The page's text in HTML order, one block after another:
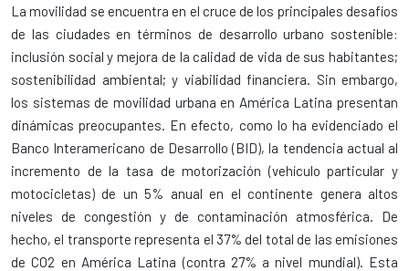
La movilidad se encuentra en el cruce de los principales desafíos
de las ciudades en términos de desarrollo urbano sostenible:
inclusión social y mejora de la calidad de vida de sus habitantes;
sostenibilidad ambiental; y viabilidad financiera. Sin embargo,
los sistemas de movilidad urbana en América Latina presentan
dinámicas preocupantes. En efecto, como lo ha evidenciado el
Banco Interamericano de Desarrollo (BID), la tendencia actual al
incremento de la tasa de motorización (vehículo particular y
motocicletas) de un 5% anual en el continente genera altos
niveles de congestión y de contaminación atmosférica. De
hecho, el transporte representa el 37% del total de las emisiones
de CO2 en América Latina (contra 27% a nivel mundial). Esta